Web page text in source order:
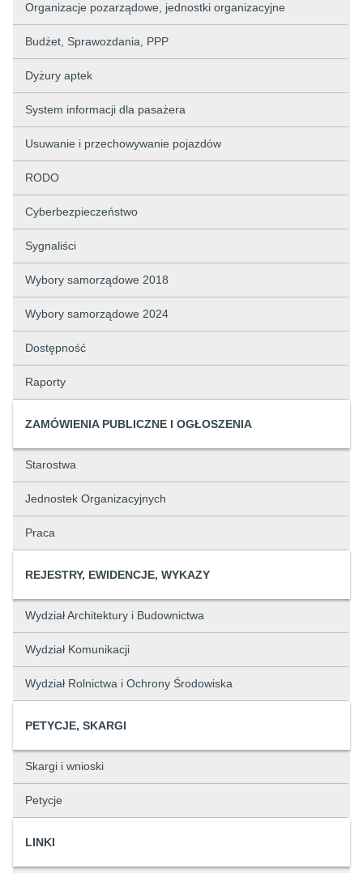
Organizacje pozarządowe, jednostki organizacyjne
Budżet, Sprawozdania, PPP
Dyżury aptek
System informacji dla pasażera
Usuwanie i przechowywanie pojazdów
RODO
Cyberbezpieczeństwo
Sygnaliści
Wybory samorządowe 2018
Wybory samorządowe 2024
Dostępność
Raporty
ZAMÓWIENIA PUBLICZNE I OGŁOSZENIA
Starostwa
Jednostek Organizacyjnych
Praca
REJESTRY, EWIDENCJE, WYKAZY
Wydział Architektury i Budownictwa
Wydział Komunikacji
Wydział Rolnictwa i Ochrony Środowiska
PETYCJE, SKARGI
Skargi i wnioski
Petycje
LINKI